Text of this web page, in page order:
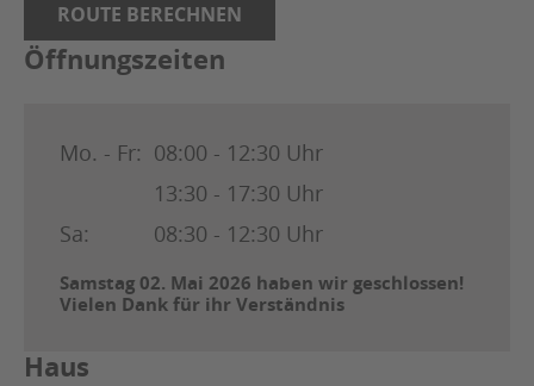
ROUTE BERECHNEN
Öffnungszeiten
Mo. - Fr: 08:00 - 12:30 Uhr
13:30 - 17:30 Uhr
Sa:
08:30 - 12:30 Uhr
Samstag 02. Mai 2026 haben wir geschlossen!
Vielen Dank für ihr Verständnis
Haus